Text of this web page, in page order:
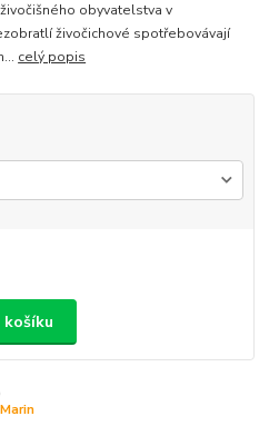
obyvatelstva v
živočichové spotřebovávají
celý popis